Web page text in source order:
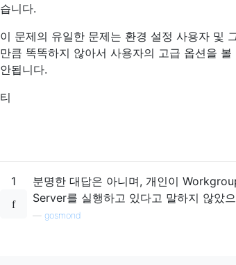
습니다.
이 문제의 유일한 문제는 환경 설정 사용자 및
만큼 똑똑하지 않아서 사용자의 고급 옵션을
안됩니다.
티
1
분명한 대답은 아니며, 개인이
Server를 실행하고 있다고 말하지 않았
gosmond